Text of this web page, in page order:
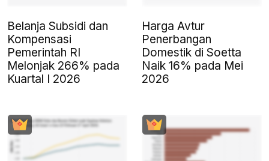
Belanja Subsidi dan
Kompensasi
Pemerintah RI
Melonjak 266% pada
Kuartal I 2026
Harga Avtur
Penerbangan
Domestik di Soetta
Naik 16% pada Mei
2026